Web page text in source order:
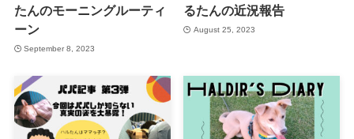
たんのモーニングルーティ
ーン
September 8, 2023
るたんの近況報告
August 25, 2023